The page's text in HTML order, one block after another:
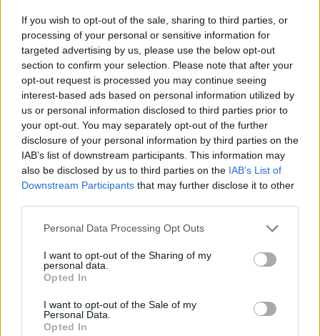
If you wish to opt-out of the sale, sharing to third parties, or
processing of your personal or sensitive information for
targeted advertising by us, please use the below opt-out
section to confirm your selection. Please note that after your
opt-out request is processed you may continue seeing
interest-based ads based on personal information utilized by
us or personal information disclosed to third parties prior to
your opt-out. You may separately opt-out of the further
disclosure of your personal information by third parties on the
IAB’s list of downstream participants. This information may
also be disclosed by us to third parties on the IAB’s List of
Downstream Participants that may further disclose it to other
Personal Data Processing Opt Outs
I want to opt-out of the Sharing of my
personal data.
Opted In
I want to opt-out of the Sale of my
Personal Data.
Opted In
Εγγραφή στο newsletter
Αποδέχομαι τους
και την πολιτική απορρήτου